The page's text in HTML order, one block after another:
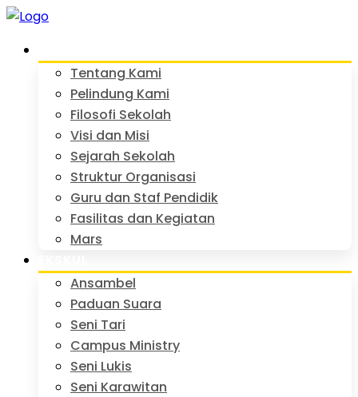
Tentang Kami
Pelindung Kami
Filosofi Sekolah
Visi dan Misi
Sejarah Sekolah
Struktur Organisasi
Guru dan Staf Pendidik
Fasilitas dan Kegiatan
Mars
Ansambel
Paduan Suara
Seni Tari
Campus Ministry
Seni Lukis
Seni Karawitan